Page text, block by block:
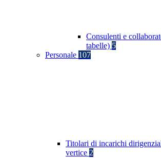
Consulenti e
tabelle) 5
Personale 107
Titolari di incarichi
vertice 2